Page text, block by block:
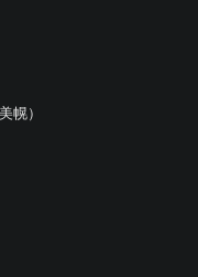
幌）